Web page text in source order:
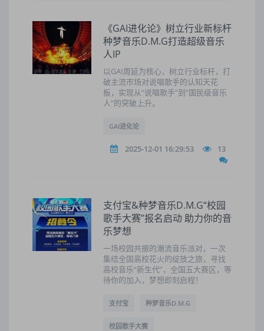
《GAI进化论》树立行业新标杆
种梦音乐D.M.G打造超级音乐
人IP
以GAI周延为核心，树立行业标杆，打
破主流市场对说唱歌手的认知天花
板，实现从“说唱歌手”到“国民级音乐
人”的突破上升。
GAI进化论
2025-12-01 16:29:53 13
支付宝&种梦音乐D.M.G“校园
歌手大赛”报名启动 助力你的音
乐梦想
一场校园共振的潮流音乐派对，一次
集结全国高校花火的绽放之旅，寻找
高校音乐“新生代”，全国五大赛区，等
待你的加入，梦想即刻启程！
支付宝 种梦音乐D.M.G
校园歌手大赛